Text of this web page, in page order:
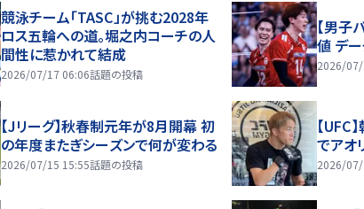
競泳チーム「TASC」が挑む2028年
ロス五輪への道。堀之内コーチの人
間性に惹かれて結成
2026/07/17 06:06話題の投稿
【男子
値 デ
2026/
【Jリーグ】秋春制元年が8月開幕 初
の年度またぎシーズンで何が変わる
2026/07/15 15:55話題の投稿
【
でアオ
2026/